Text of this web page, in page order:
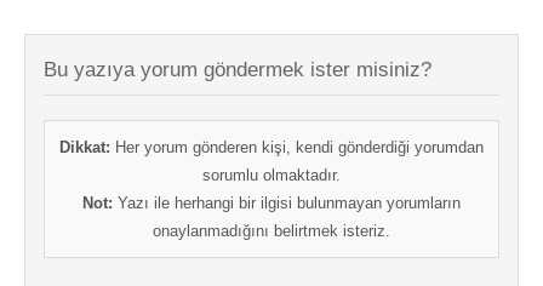
Bu yazıya yorum göndermek ister misiniz?
Dikkat: Her yorum gönderen kişi, kendi gönderdiği yorumdan
sorumlu olmaktadır.
Not: Yazı ile herhangi bir ilgisi bulunmayan yorumların
onaylanmadığını belirtmek isteriz.